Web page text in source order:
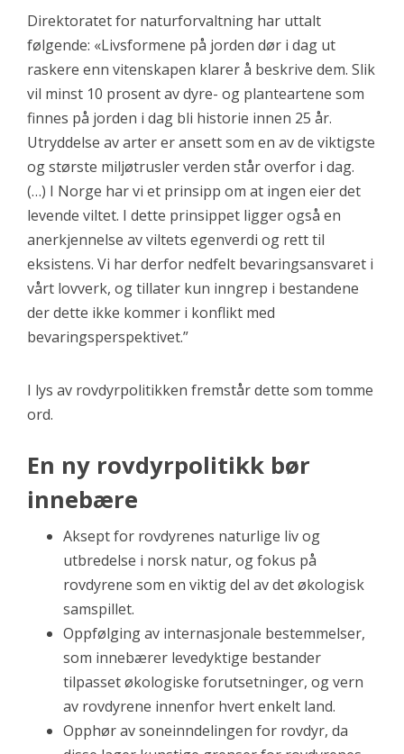
Direktoratet for naturforvaltning har uttalt
følgende: «Livsformene på jorden dør i dag ut
raskere enn vitenskapen klarer å beskrive dem. Slik
vil minst 10 prosent av dyre- og planteartene som
finnes på jorden i dag bli historie innen 25 år.
Utryddelse av arter er ansett som en av de viktigste
og største miljøtrusler verden står overfor i dag.
(…) I Norge har vi et prinsipp om at ingen eier det
levende viltet. I dette prinsippet ligger også en
anerkjennelse av viltets egenverdi og rett til
eksistens. Vi har derfor nedfelt bevaringsansvaret i
vårt lovverk, og tillater kun inngrep i bestandene
der dette ikke kommer i konflikt med
bevaringsperspektivet.”
I lys av rovdyrpolitikken fremstår dette som tomme
ord.
En ny rovdyrpolitikk bør
innebære
Aksept for rovdyrenes naturlige liv og
utbredelse i norsk natur, og fokus på
rovdyrene som en viktig del av det økologisk
samspillet.
Oppfølging av internasjonale bestemmelser,
som innebærer levedyktige bestander
tilpasset økologiske forutsetninger, og vern
av rovdyrene innenfor hvert enkelt land.
Opphør av soneinndelingen for rovdyr, da